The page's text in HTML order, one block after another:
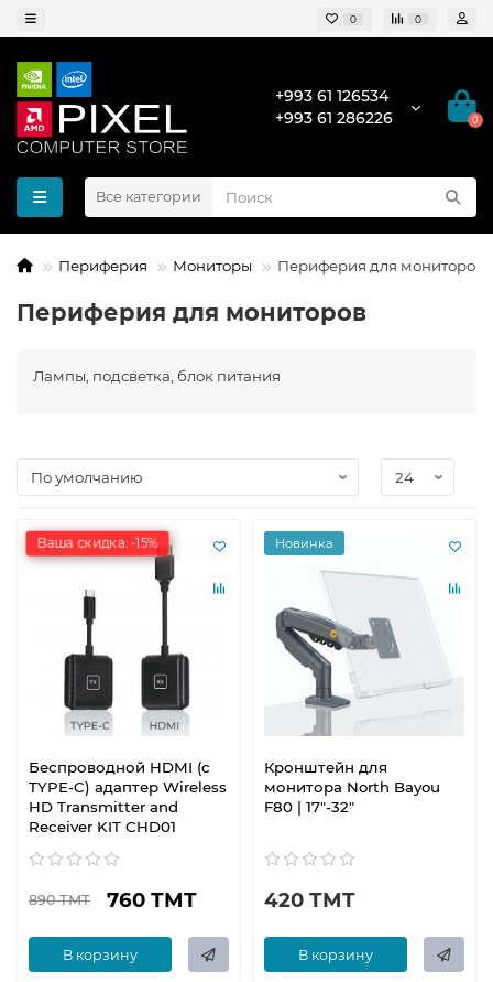
0 0
+993 61 126534
+993 61 286226
0
Все категории
Периферия Мониторы Периферия для мониторов
Периферия для мониторов
Лампы, подсветка, блок питания
Ваша скидка: -15%
Беспроводной HDMI (с
TYPE-C) адаптер Wireless
HD Transmitter and
Receiver KIT CHD01
890 ТМТ 760 ТМТ
В корзину
Новинка
Кронштейн для
монитора North Bayou
F80 | 17"-32"
420 ТМТ
В корзину